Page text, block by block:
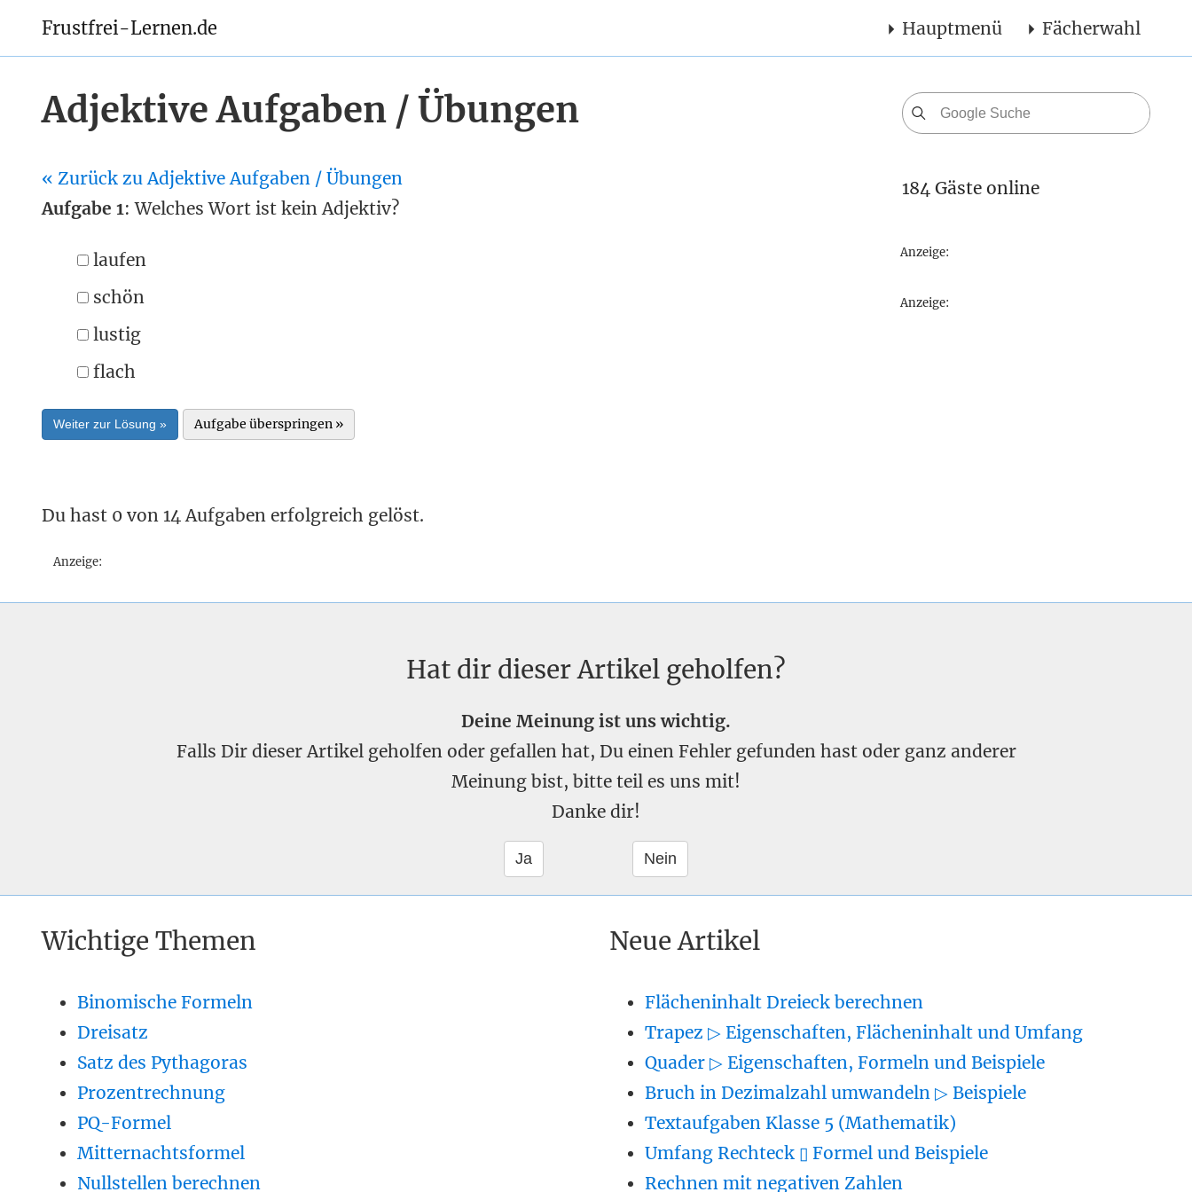
Frustfrei-Lernen.de Hauptmenü Fächerwahl
Adjektive Aufgaben / Übungen
« Zurück zu Adjektive Aufgaben / Übungen
Aufgabe 1: Welches Wort ist kein Adjektiv?
laufen
schön
lustig
flach
Weiter zur Lösung » Aufgabe überspringen »
Du hast 0 von 14 Aufgaben erfolgreich gelöst.
Anzeige:
184 Gäste online
Anzeige:
Anzeige:
Hat dir dieser Artikel geholfen?
Deine Meinung ist uns wichtig.
Falls Dir dieser Artikel geholfen oder gefallen hat, Du einen Fehler gefunden hast oder ganz anderer
Meinung bist, bitte teil es uns mit!
Danke dir!
Wichtige Themen
Binomische Formeln
Dreisatz
Satz des Pythagoras
Prozentrechnung
PQ-Formel
Mitternachtsformel
Nullstellen berechnen
Neue Artikel
Flächeninhalt Dreieck berechnen
Trapez ▷ Eigenschaften, Flächeninhalt und Umfang
Quader ▷ Eigenschaften, Formeln und Beispiele
Bruch in Dezimalzahl umwandeln ▷ Beispiele
Textaufgaben Klasse 5 (Mathematik)
Umfang Rechteck ▯ Formel und Beispiele
Rechnen mit negativen Zahlen